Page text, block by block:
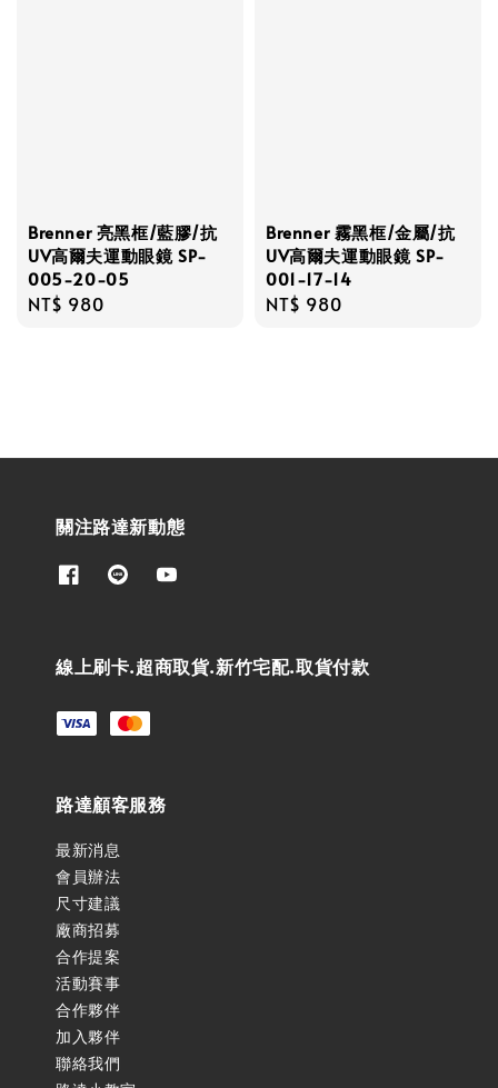
Brenner 亮黑框/藍膠/抗
UV高爾夫運動眼鏡 SP-
005-20-05
Regular
NT$ 980
Brenner 霧黑框/金屬/抗
UV高爾夫運動眼鏡 SP-
001-17-14
Regular
NT$ 980
關注路達新動態
線上刷卡.超商取貨.新竹宅配.取貨付款
路達顧客服務
最新消息
會員辦法
尺寸建議
廠商招募
合作提案
活動賽事
合作夥伴
加入夥伴
聯絡我們